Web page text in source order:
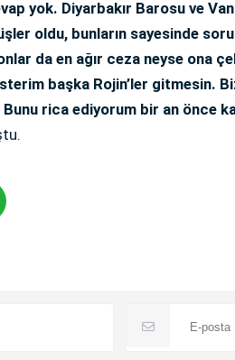
yok. Diyarbakır Barosu ve
oldu, bunların sayesinde
da en ağır ceza neyse ona
başka Rojin’ler gitmesin.
rica ediyorum bir an önce